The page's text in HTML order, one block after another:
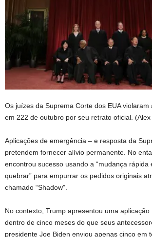
Os juízes da Suprema Corte dos EUA violaram
em 222 de outubro por seu retrato oficial. (Alex
Aplicações de emergência – e resposta da
pretendem fornecer alívio permanente. No
encontrou sucesso usando a “mudança rápida
quebrar” para empurrar os pedidos originais
chamado “Shadow”.
No contexto, Trump apresentou uma aplicação
dentro de cinco meses do que seus
presidente Joe Biden enviou apenas cinco em